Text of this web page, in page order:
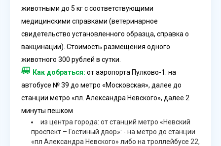
животными до 5 кг с соответствующими
медицинскими справками (ветеринарное
свидетельство установленного образца, справка о
вакцинации). Стоимость размещения одного
животного 300 рублей в сутки.
Как добраться: от аэропорта Пулково-1: на
автобусе № 39 до метро «Московская», далее до
станции метро «пл. Александра Невского», далее 2
минуты пешком
из центра города: от станций метро «Невский
проспект – Гостиный двор»: - на метро до станции
«пл Александра Невского» либо на троллейбусе 22,